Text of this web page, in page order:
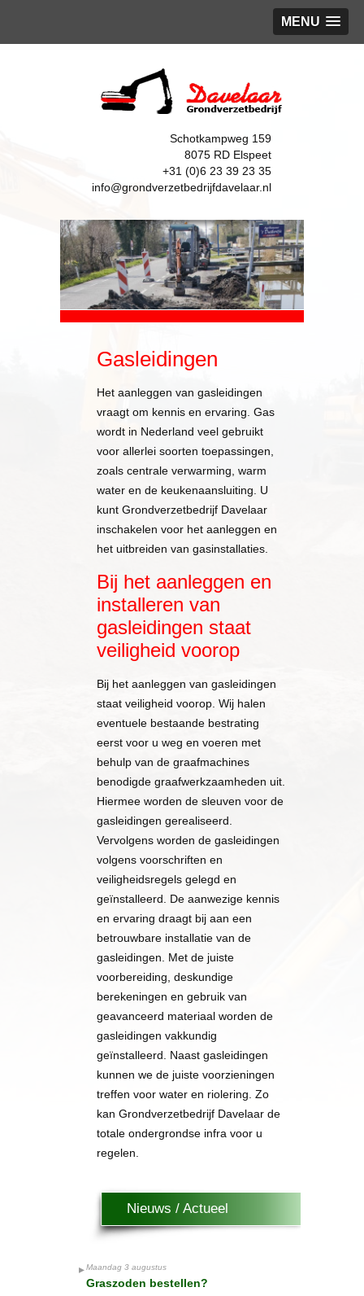
MENU
Schotkampweg 159
8075 RD Elspeet
+31 (0)6 23 39 23 35
info@grondverzetbedrijfdavelaar.nl
Gasleidingen
Het aanleggen van gasleidingen
vraagt om kennis en ervaring. Gas
wordt in Nederland veel gebruikt
voor allerlei soorten toepassingen,
zoals centrale verwarming, warm
water en de keukenaansluiting. U
kunt Grondverzetbedrijf Davelaar
inschakelen voor het aanleggen en
het uitbreiden van gasinstallaties.
Bij het aanleggen en
installeren van
gasleidingen staat
veiligheid voorop
Bij het aanleggen van gasleidingen
staat veiligheid voorop. Wij halen
eventuele bestaande bestrating
eerst voor u weg en voeren met
behulp van de graafmachines
benodigde graafwerkzaamheden uit.
Hiermee worden de sleuven voor de
gasleidingen gerealiseerd.
Vervolgens worden de gasleidingen
volgens voorschriften en
veiligheidsregels gelegd en
geïnstalleerd. De aanwezige kennis
en ervaring draagt bij aan een
betrouwbare installatie van de
gasleidingen. Met de juiste
voorbereiding, deskundige
berekeningen en gebruik van
geavanceerd materiaal worden de
gasleidingen vakkundig
geïnstalleerd. Naast gasleidingen
kunnen we de juiste voorzieningen
treffen voor water en riolering. Zo
kan Grondverzetbedrijf Davelaar de
totale ondergrondse infra voor u
regelen.
Nieuws / Actueel
Maandag 3 augustus
Graszoden bestellen?